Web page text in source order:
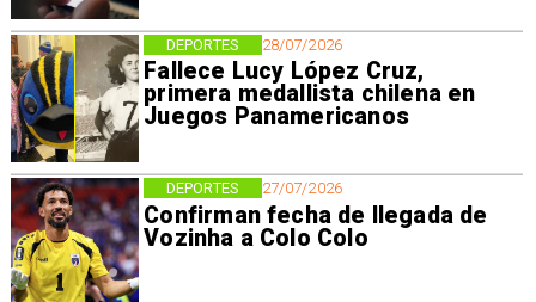
28/07/2026
Fallece Lucy López Cruz,
primera medallista chilena en
Juegos Panamericanos
DEPORTES
27/07/2026
Confirman fecha de llegada de
Vozinha a Colo Colo
DEPORTES